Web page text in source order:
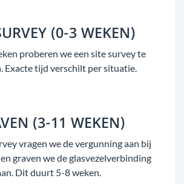
(0-3 WEKEN)
proberen we een site survey te
Exacte tijd verschilt per situatie.
(3-11 WEKEN)
vragen we de vergunning aan bij
graven we de glasvezelverbinding
Dit duurt 5-8 weken.